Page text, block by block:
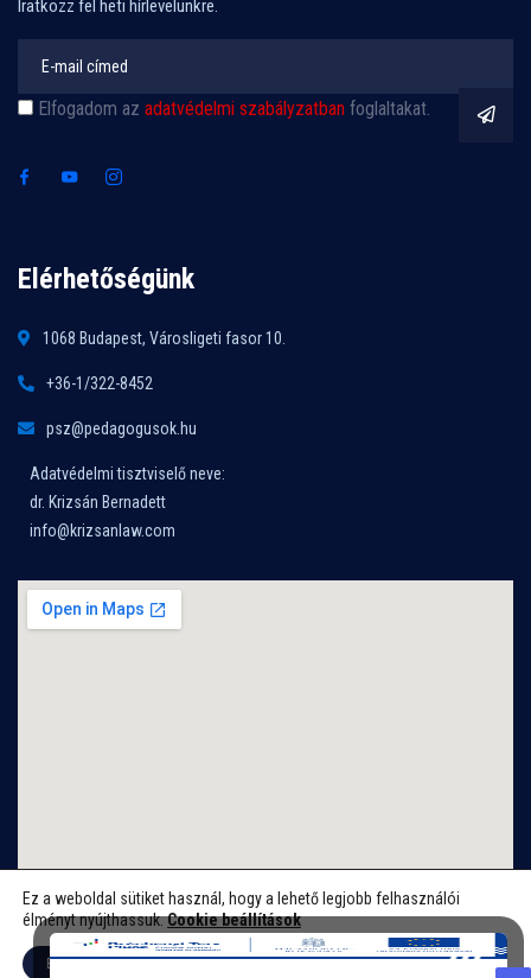
Íratkozz fel heti hírlevelünkre.
Elfogadom az adatvédelmi szabályzatban foglaltakat.
Elérhetőségünk
1068 Budapest, Városligeti fasor 10.
+36-1/322-8452
psz@pedagogusok.hu
Adatvédelmi tisztviselő neve:
dr. Krizsán Bernadett
info@krizsanlaw.com
Ez a weboldal sütiket használ, hogy a lehető legjobb felhasználói
élményt nyújthassuk.Cookie beállítások
Elfogadom